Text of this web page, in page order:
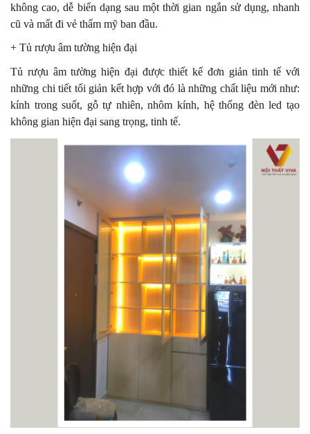
không cao, dễ biến dạng sau một thời gian ngắn sử dụng, nhanh
cũ và mất đi vẻ thẩm mỹ ban đầu.
+ Tủ rượu âm tường hiện đại
Tủ rượu âm tường hiện đại được thiết kế đơn giản tinh tế với
những chi tiết tối giản kết hợp với đó là những chất liệu mới như:
kính trong suốt, gỗ tự nhiên, nhôm kính, hệ thống đèn led tạo
không gian hiện đại sang trọng, tinh tế.